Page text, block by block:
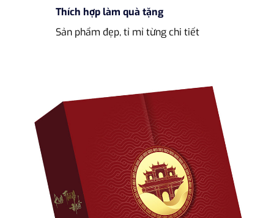
Thích hợp làm quà tặng
Sản phẩm đẹp, tỉ mỉ từng chi tiết